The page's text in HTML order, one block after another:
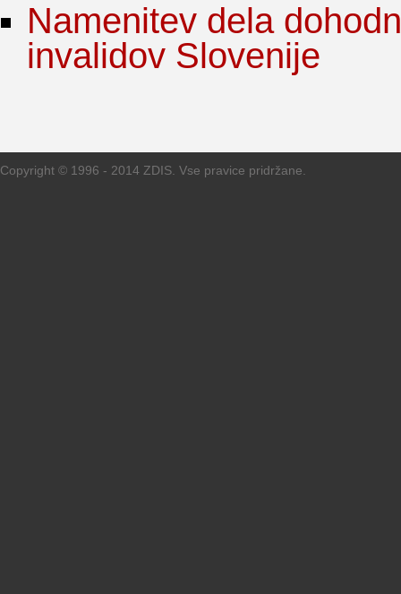
Namenitev dela
invalidov Slovenije
Copyright © 1996 - 2014 ZDIS. Vse pravice pridržane.